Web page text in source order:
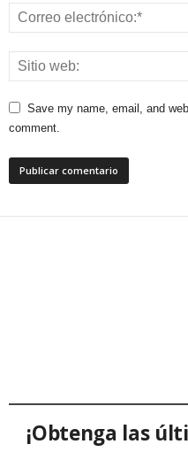
Save my name, email, and
comment.
¡Obtenga las